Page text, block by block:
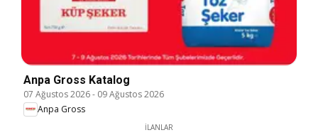
Anpa Gross Katalog
07 Ağustos 2026- 09 Ağustos 2026
Anpa Gross
İLANLAR